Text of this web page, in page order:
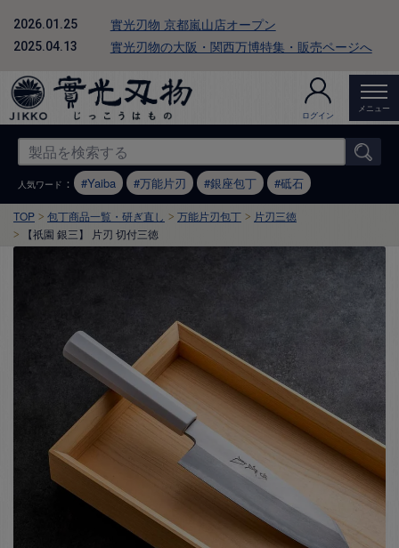
2026.01.25 實光刃物 京都嵐山店オープン
2025.04.13 實光刃物の大阪・関西万博特集・販売ページへ
ログイン
メニュー
人気ワード ： Yaiba 万能片刃 銀座包丁 砥石
TOP 包丁商品一覧・研ぎ直し 万能片刃包丁
片刃三徳
【祇園 銀三】 片刃 切付三徳